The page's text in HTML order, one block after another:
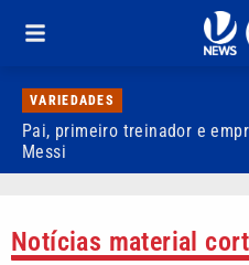
VARIEDADES
Pai, primeiro treinador e
Messi
Notícias material